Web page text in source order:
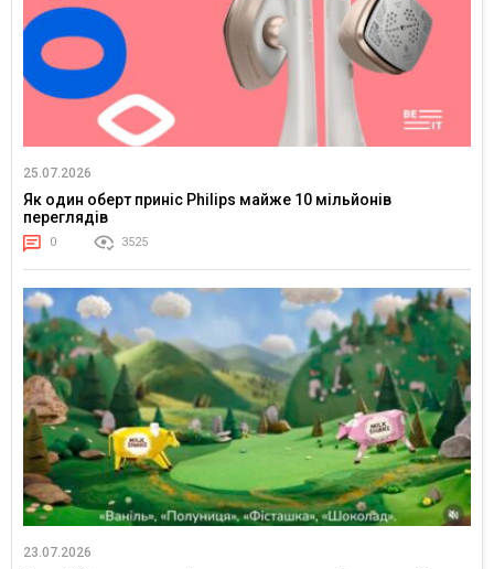
25.07.2026
Як один оберт приніс Philips майже 10 мільйонів
переглядів
0 3525
23.07.2026